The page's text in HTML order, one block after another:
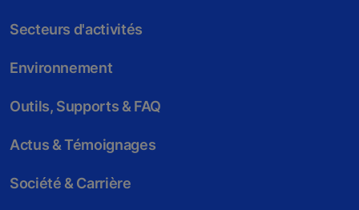
Secteurs d'activités
Environnement
Outils, Supports & FAQ
Actus & Témoignages
Société & Carrière